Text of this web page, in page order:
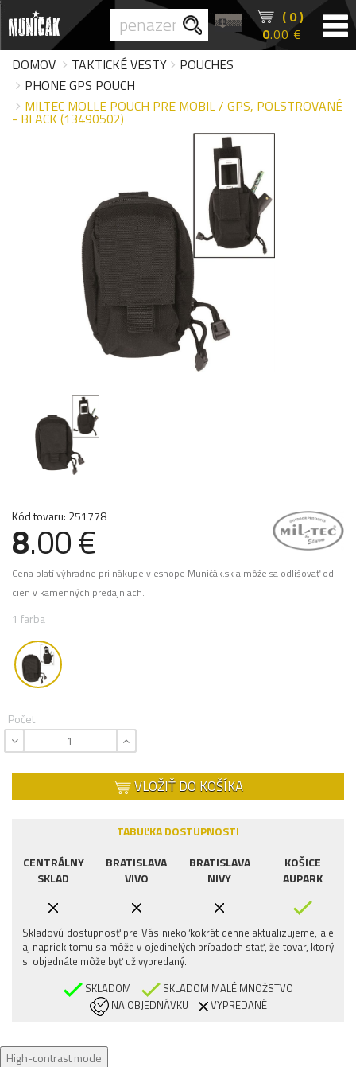
( 0 )
0.00 €
DOMOV
TAKTICKÉ VESTY
POUCHES
PHONE GPS POUCH
MILTEC MOLLE POUCH PRE MOBIL / GPS, POLSTROVANÉ
- BLACK (13490502)
Kód tovaru: 251778
8.00 €
Cena platí výhradne pri nákupe v eshope Muničák.sk a môže sa odlišovať od
cien v kamenných predajniach.
1 farba
Počet
VLOŽIŤ DO KOŠÍKA
TABUĽKA DOSTUPNOSTI
CENTRÁLNY
SKLAD
BRATISLAVA
VIVO
BRATISLAVA
NIVY
KOŠICE
AUPARK
Skladovú dostupnosť pre Vás niekoľkokrát denne aktualizujeme, ale
aj napriek tomu sa môže v ojedinelých prípadoch stať, že tovar, ktorý
si objednáte môže byť už vypredaný.
SKLADOM
SKLADOM MALÉ MNOŽSTVO
NA OBJEDNÁVKU
VYPREDANÉ
High-contrast mode